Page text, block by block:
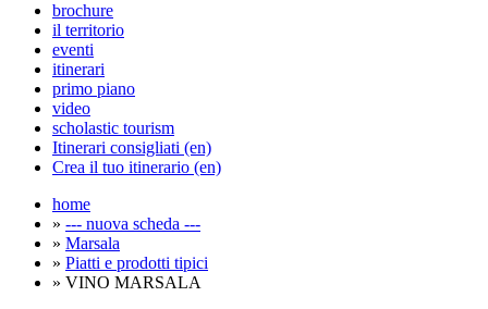
brochure
il territorio
eventi
itinerari
primo piano
video
scholastic tourism
Itinerari consigliati (en)
Crea il tuo itinerario (en)
home
» --- nuova scheda ---
» Marsala
» Piatti e prodotti tipici
» VINO MARSALA